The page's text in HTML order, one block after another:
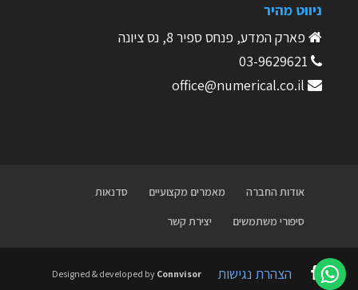
ניווט מהיר
פארק המדע, פנחס ספיר 8, נס ציונה
03-9629621
office@numerical.co.il
אודות החברה מאמרים מקצועיים סדנאות
סיפורי משתמשים יצירת קשר
הצהרת נגישות Designed & developed by Connvisor